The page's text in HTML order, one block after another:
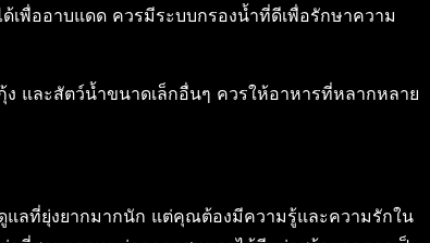
พื่ออาบแดด ควรมีระบบกรองน้ำที่ดีเพื่อรักษาความ
และสัตว์น้ำขนาดเล็กอื่นๆ ควรให้อาหารที่หลากหลาย
แลที่ยุ่งยากมากนัก แต่คุณต้องมีความรู้และความรักใน